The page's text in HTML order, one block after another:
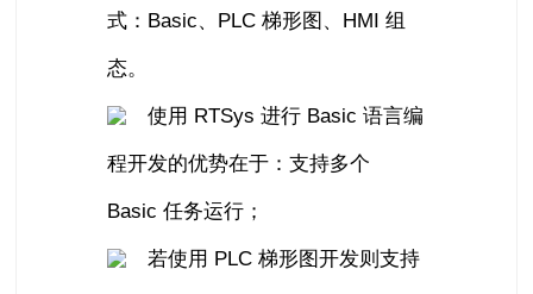
式：Basic、PLC 梯形图、HMI 组
态。
使用 RTSys 进行 Basic 语言编
程开发的优势在于：支持多个
Basic 任务运行；
若使用 PLC 梯形图开发则支持